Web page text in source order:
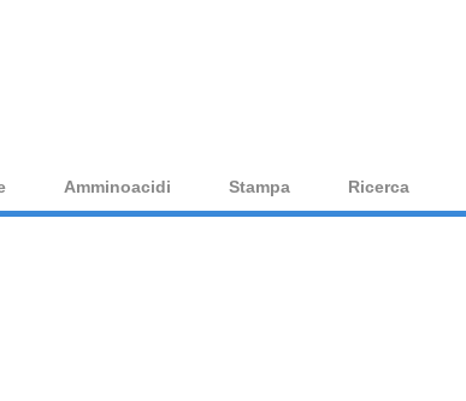
Amminoacidi Stampa Ricerca